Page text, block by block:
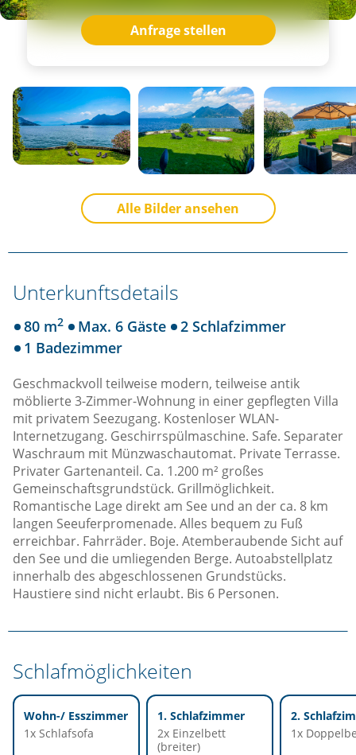
Alle Bilder ansehen
Unterkunftsdetails
80 m2 Max. 6 Gäste
2 Schlafzimmer
1 Badezimmer
Geschmackvoll teilweise modern, teilweise antik
möblierte 3-Zimmer-Wohnung in einer gepflegten Villa
mit privatem Seezugang. Kostenloser WLAN-
Internetzugang. Geschirrspülmaschine. Safe. Separater
Waschraum mit Münzwaschautomat. Private Terrasse.
Privater Gartenanteil. Ca. 1.200 m² großes
Gemeinschaftsgrundstück. Grillmöglichkeit.
Romantische Lage direkt am See und an der ca. 8 km
langen Seeuferpromenade. Alles bequem zu Fuß
erreichbar. Fahrräder. Boje. Atemberaubende Sicht auf
den See und die umliegenden Berge. Autoabstellplatz
innerhalb des abgeschlossenen Grundstücks.
Haustiere sind nicht erlaubt. Bis 6 Personen.
Schlafmöglichkeiten
Wohn-/ Esszimmer
1x Schlafsofa
1. Schlafzimmer
2x Einzelbett
(breiter)
2.
1x
Anfrage stellen